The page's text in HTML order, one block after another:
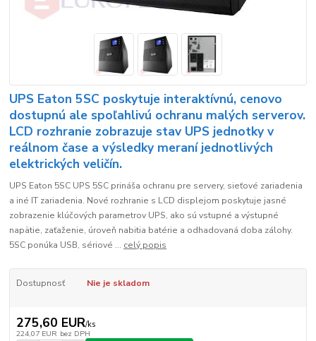
UPS Eaton 5SC poskytuje interaktívnú, cenovo
dostupnú ale spoľahlivú ochranu malých serverov.
LCD rozhranie zobrazuje stav UPS jednotky v
reálnom čase a výsledky meraní jednotlivých
elektrických veličín.
UPS Eaton 5SC UPS 5SC prináša ochranu pre servery, sieťové zariadenia
a iné IT zariadenia. Nové rozhranie s LCD displejom poskytuje jasné
zobrazenie klúčových parametrov UPS, ako sú vstupné a výstupné
napätie, zaťaženie, úroveň nabitia batérie a odhadovaná doba zálohy.
5SC ponúka USB, sériové ... celý popis
Dostupnosť Nie je skladom
275,60 EUR/ks
224,07 EUR bez DPH